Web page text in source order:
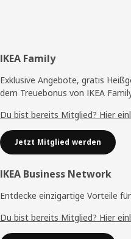
Fußzeile
IKEA Family
Exklusive Angebote, gratis
dem Treuebonus von IKEA
Du bist bereits Mitglied? Hier
Jetzt Mitglied werden
IKEA Business Network
Entdecke einzigartige Vorteile
Du bist bereits Mitglied? Hier